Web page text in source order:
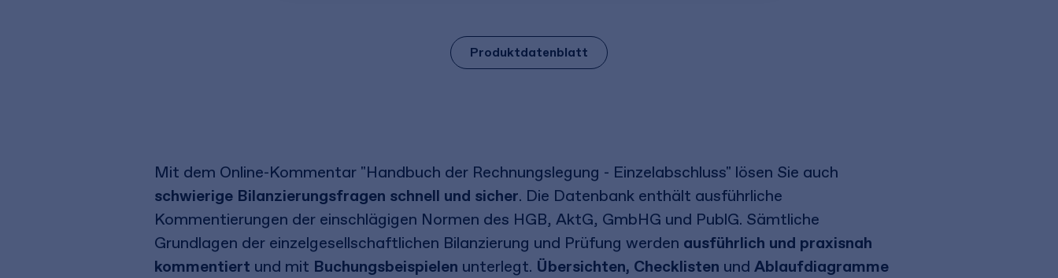
Produktdatenblatt
Mit dem Online-Kommentar "Handbuch der Rechnungslegung - Einzelabschluss" lösen Sie auch
schwierige Bilanzierungsfragen schnell und sicher. Die Datenbank enthält ausführliche
Kommentierungen der einschlägigen Normen des HGB, AktG, GmbHG und PublG. Sämtliche
Grundlagen der einzelgesellschaftlichen Bilanzierung und Prüfung werden ausführlich und praxisnah
kommentiert und mit Buchungsbeispielen unterlegt. Übersichten, Checklisten und Ablaufdiagramme